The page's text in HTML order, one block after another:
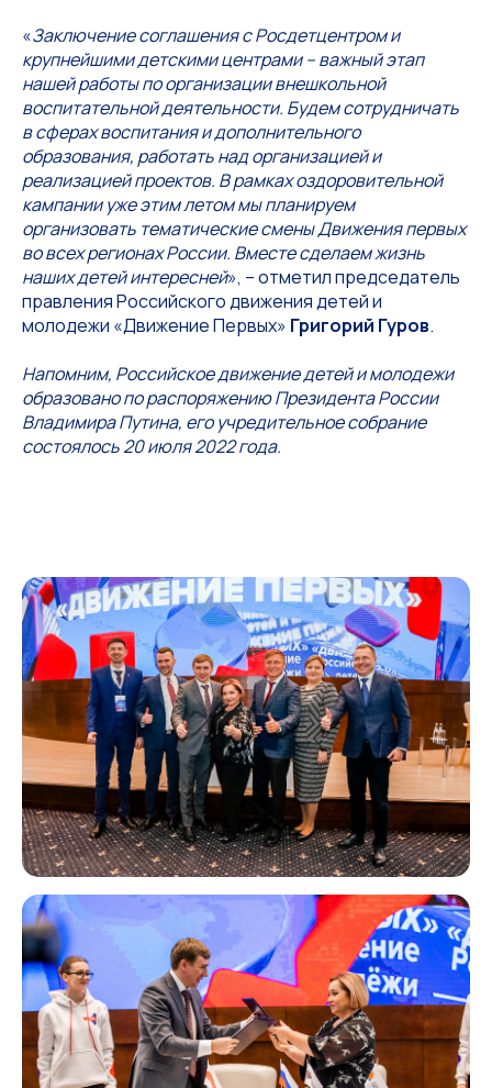
«Заключение соглашения с Росдетцентром и
крупнейшими детскими центрами – важный этап
нашей работы по организации внешкольной
воспитательной деятельности. Будем сотрудничать
в сферах воспитания и дополнительного
образования, работать над организацией и
реализацией проектов. В рамках оздоровительной
кампании уже этим летом мы планируем
организовать тематические смены Движения первых
во всех регионах России. Вместе сделаем жизнь
наших детей интересней», – отметил председатель
правления Российского движения детей и
молодежи «Движение Первых» Григорий Гуров.
Напомним, Российское движение детей и молодежи
образовано по распоряжению Президента России
Владимира Путина, его учредительное собрание
состоялось 20 июля 2022 года.